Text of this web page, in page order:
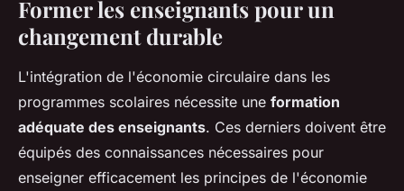
Former les enseignants pour un
changement durable
L'intégration de l'économie circulaire dans les
programmes scolaires nécessite une formation
adéquate des enseignants. Ces derniers doivent être
équipés des connaissances nécessaires pour
enseigner efficacement les principes de l'économie